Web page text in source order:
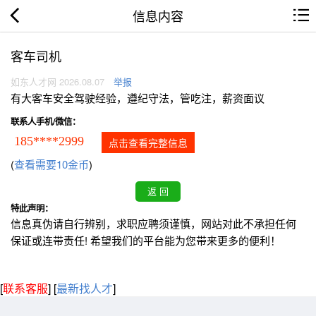
信息内容
客车司机
如东人才网 2026.08.07 举报
有大客车安全驾驶经验，遵纪守法，管吃注，薪资面议
联系人手机/微信：
185****2999 点击查看完整信息
(查看需要10金币)
特此声明：
信息真伪请自行辨别，求职应聘须谨慎，网站对此不承担任何
保证或连带责任! 希望我们的平台能为您带来更多的便利！
[联系客服] [最新找人才]